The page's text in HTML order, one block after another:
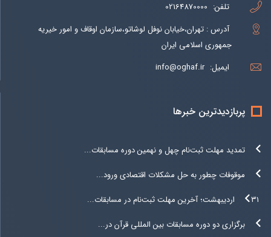
تلفن: 02164870000
آدرس : تهران،خیابان نوفل لوشاتو،سازمان اوقاف و امور خیریه
جمهوری اسلامی ایران
ایمیل: info@oghaf.ir
پربازدیدترین خبرها
تمدید مهلت ثبت‌نام چهل و نهمین دوره مسابقات...
موقوفات چطور به حل مشکلات اقتصادی ورود...
۳۱ اردیبهشت؛ آخرین مهلت ثبت‌نام در مسابقات...
برگزاری دو دوره مسابقات بین المللی قرآن در...